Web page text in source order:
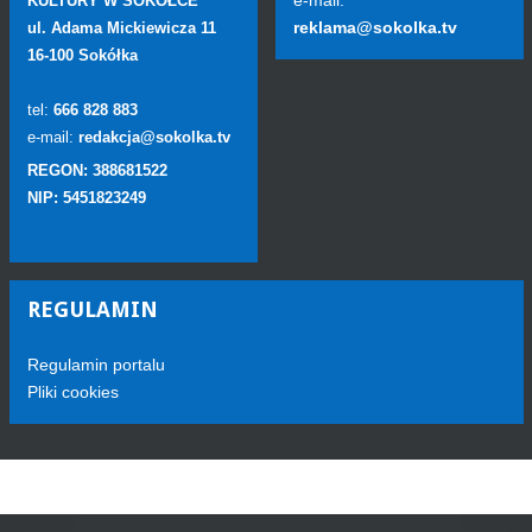
ul. Adama Mickiewicza 11
16-100 Sokółka
tel: 666 828 883
e-mail: redakcja@sokolka.tv
REGON: 388681522
NIP: 5451823249
reklama@sokolka.tv
REGULAMIN
Regulamin portalu
Pliki cookies